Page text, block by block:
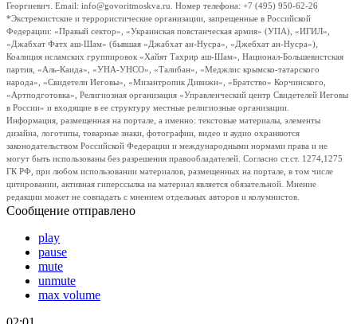
Георгиевич. Email: info@govoritmoskva.ru. Номер телефона: +7 (495) 950-62-26
*Экстремистские и террористические организации, запрещенные в Российской
Федерации: «Правый сектор», «Украинская повстанческая армия» (УПА), «ИГИЛ»,
«Джабхат Фатх аш-Шам» (бывшая «Джабхат ан-Нусра», «Джебхат ан-Нусра»),
Коалиция исламских группировок «Хайят Тахрир аш-Шам», Национал-Большевистская
партия, «Аль-Каида», «УНА-УНСО», «Талибан», «Меджлис крымско-татарского
народа», «Свидетели Иеговы», «Мизантропик Дивижн», «Братство» Корчинского,
«Артподготовка», Религиозная организация «Управленческий центр Свидетелей Иеговы
в России» и входящие в ее структуру местные религиозные организации.
Информация, размещенная на портале, а именно: текстовые материалы, элементы
дизайна, логотипы, товарные знаки, фотографии, видео и аудио охраняются
законодательством Российской Федерации и международными нормами права и не
могут быть использованы без разрешения правообладателей. Согласно ст.ст. 1274,1275
ГК РФ, при любом использовании материалов, размещенных на портале, в том числе
цитировании, активная гиперссылка на материал является обязательной. Мнение
редакции может не совпадать с мнением отдельных авторов и колумнистов.
Сообщение отправлено
play
pause
mute
unmute
max volume